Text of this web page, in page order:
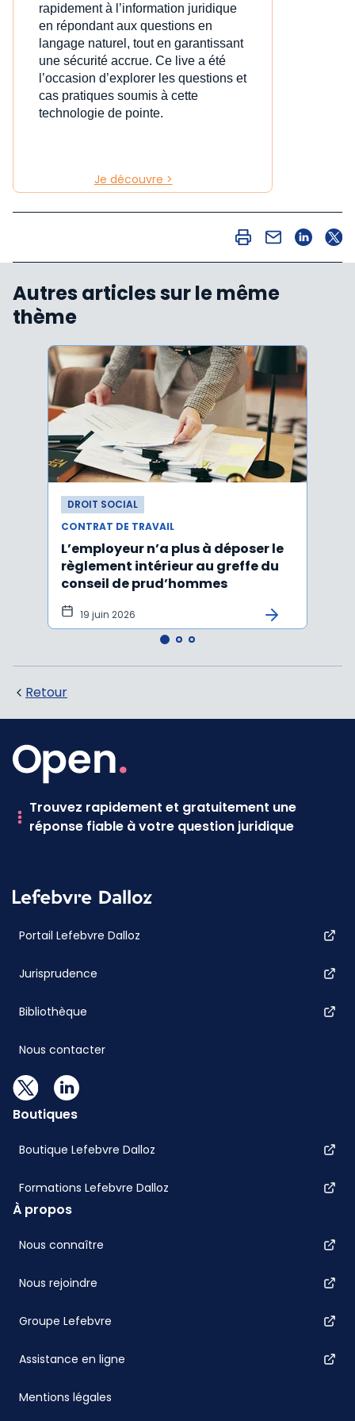
rapidement à l’information juridique
en répondant aux questions en
langage naturel, tout en garantissant
une sécurité accrue. Ce live a été
l’occasion d’explorer les questions et
cas pratiques soumis à cette
technologie de pointe.
Je découvre >
Autres articles sur le même
thème
DROIT SOCIAL
CONTRAT DE TRAVAIL
L’employeur n’a plus à déposer le
règlement intérieur au greffe du
conseil de prud’hommes
19 juin 2026
Retour
Trouvez rapidement et gratuitement une
réponse fiable à votre question juridique
Portail Lefebvre Dalloz
Jurisprudence
Bibliothèque
Nous contacter
Boutiques
Boutique Lefebvre Dalloz
Formations Lefebvre Dalloz
À propos
Nous connaître
Nous rejoindre
Groupe Lefebvre
Assistance en ligne
Mentions légales